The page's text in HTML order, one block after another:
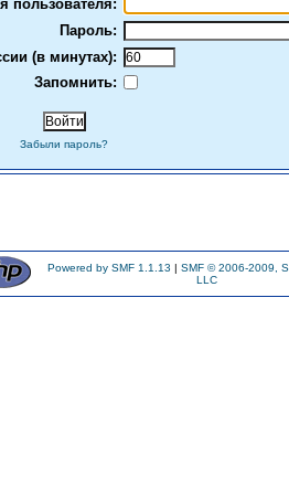
пользователя:
Пароль:
(в минутах):
Запомнить:
Забыли пароль?
Powered by SMF 1.1.13 | SMF © 2006-2009,
LLC